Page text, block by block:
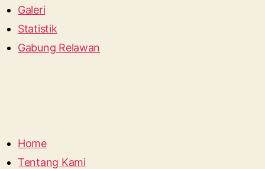
Galeri
Statistik
Gabung Relawan
Home
Tentang Kami